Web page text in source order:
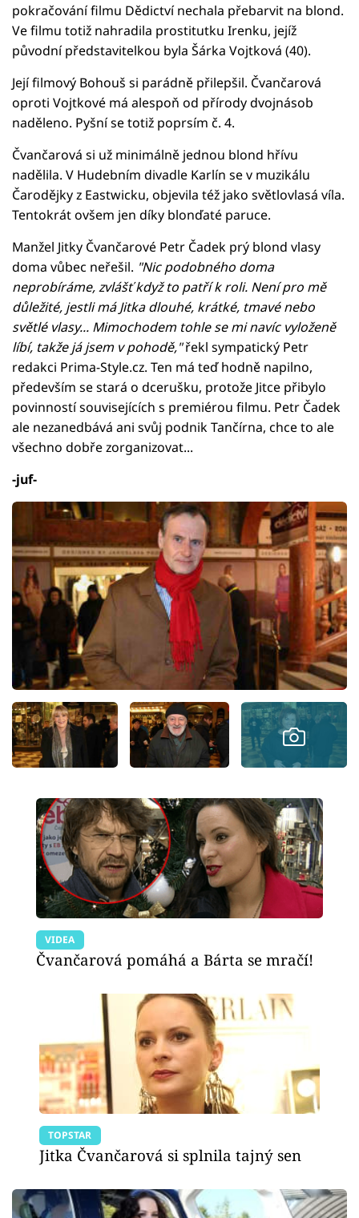
pokračování filmu Dědictví nechala přebarvit na blond.
Ve filmu totiž nahradila prostitutku Irenku, jejíž
původní představitelkou byla Šárka Vojtková (40).
Její filmový Bohouš si parádně přilepšil. Čvančarová
oproti Vojtkové má alespoň od přírody dvojnásob
naděleno. Pyšní se totiž poprsím č. 4.
Čvančarová si už minimálně jednou blond hřívu
nadělila. V Hudebním divadle Karlín se v muzikálu
Čarodějky z Eastwicku, objevila též jako světlovlasá víla.
Tentokrát ovšem jen díky blonďaté paruce.
Manžel Jitky Čvančarové Petr Čadek prý blond vlasy
doma vůbec neřešil. "Nic podobného doma
neprobíráme, zvlášť když to patří k roli. Není pro mě
důležité, jestli má Jitka dlouhé, krátké, tmavé nebo
světlé vlasy... Mimochodem tohle se mi navíc vyloženě
líbí, takže já jsem v pohodě,"řekl sympatický Petr
redakci Prima-Style.cz. Ten má teď hodně napilno,
především se stará o dcerušku, protože Jitce přibylo
povinností souvisejících s premiérou filmu. Petr Čadek
ale nezanedbává ani svůj podnik Tančírna, chce to ale
všechno dobře zorganizovat...
-juf-
VIDEA
Čvančarová pomáhá a Bárta se mračí!
TOPSTAR
Jitka Čvančarová si splnila tajný sen